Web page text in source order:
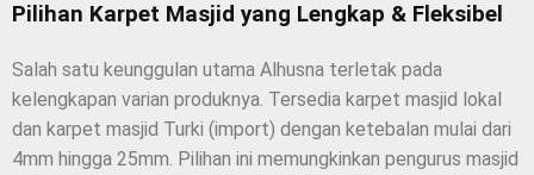
Pilihan Karpet Masjid yang Lengkap & Fleksibel
Salah satu keunggulan utama Alhusna terletak pada
kelengkapan varian produknya. Tersedia karpet masjid lokal
dan karpet masjid Turki (import) dengan ketebalan mulai dari
4mm hingga 25mm. Pilihan ini memungkinkan pengurus masjid